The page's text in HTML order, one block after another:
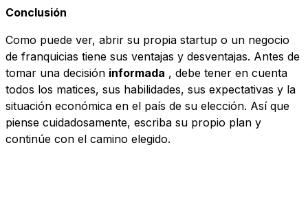
Conclusión
Como puede ver, abrir su propia startup o un negocio
de franquicias tiene sus ventajas y desventajas. Antes de
tomar una decisión informada , debe tener en cuenta
todos los matices, sus habilidades, sus expectativas y la
situación económica en el país de su elección. Así que
piense cuidadosamente, escriba su propio plan y
continúe con el camino elegido.